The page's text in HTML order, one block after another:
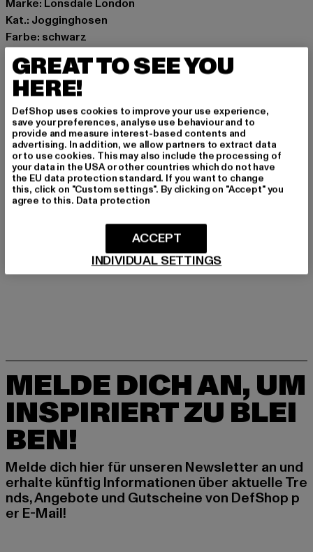
Marke: Lonsdale London
Kat.: Jogginghosen
Farbe: schwarz
Hersteller Farbe: black/white
Materialzusammensetzung: 90% Baumwolle, 10%
Polyester
Art.Nr: LL117894-00826
Hersteller: Punch GmbH |info@punch-gmbh.de
Im Taubental 15a | 41468 Neuss | DE
GRÖSSE & PASSFORM
LIEFERUNG & RÜCKGABE
MELDE DICH AN, UM
INSPIRIERT ZU BLEI
BEN!
Melde dich hier für unseren Newsletter an und
erhalte künftig Informationen über aktuelle Tre
nds, Angebote und Gutscheine von DefShop p
er E-Mail!
GREAT TO SEE YOU
HERE!
DefShop uses cookies to improve your use experience,
save your preferences, analyse use behaviour and to
provide and measure interest-based contents and
advertising. In addition, we allow partners to extract data
or to use cookies. This may also include the processing of
your data in the USA or other countries which do not have
the EU data protection standard. If you want to change
this, click on "Custom settings". By clicking on "Accept" you
agree to this. Data protection
INDIVIDUAL SETTINGS
ACCEPT